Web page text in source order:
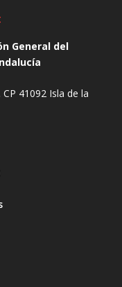
General del
CP 41092 Isla de la